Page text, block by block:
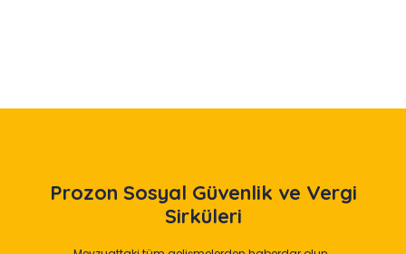
Prozon Sosyal Güvenlik ve Vergi
Sirküleri